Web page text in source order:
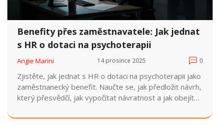
Benefity přes zaměstnavatele: Jak jednat
s HR o dotaci na psychoterapii
Angie Marini 14 prosince 2025 0
Zjistěte, jak jednat s HR o dotaci na psychoterapii jako
zaměstnanecký benefit. Naučte se, jak předložit návrh,
který přesvědčí, jak vypočítat návratnost a jak obejít
Česku.